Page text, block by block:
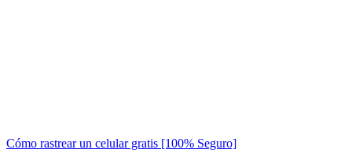
Cómo rastrear un celular gratis [100% Seguro]